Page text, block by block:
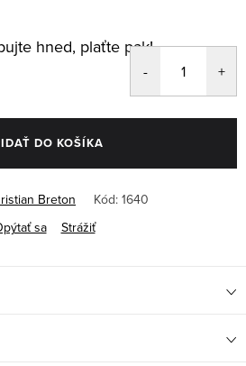
hned, plaťte pak!
DO KOŠÍKA
Breton Kód: 1640
sa
Strážiť